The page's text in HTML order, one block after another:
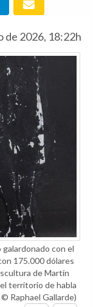
de 2026, 18:22h
con el
175.000 dólares
de Martín
territorio de habla
Raphael Gallarde)